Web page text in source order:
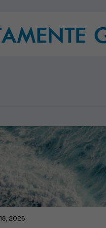
2026
JEANNEAU CAP CAMARAT WA 8.5